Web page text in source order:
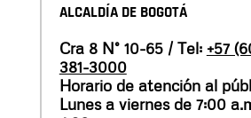
ALCALDÍA DE BOGOTÁ
Cra 8 N° 10-65 / Tel: +57
381-3000
Horario de atención al
Lunes a viernes de 7:00